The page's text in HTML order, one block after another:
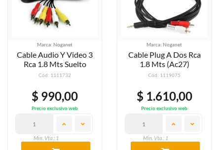
Marca: Noganet
Cable Audio Y Video 3
Rca 1.8 Mts Suelto
Cód: 1111732
$ 990,00
Precio exclusivo web
Min. Vta.: 1
Marca: Noganet
Cable Plug A Dos Rca
1.8 Mts (Ac27)
Cód: 1119075
$ 1.610,00
Precio exclusivo web
Min. Vta.: 1